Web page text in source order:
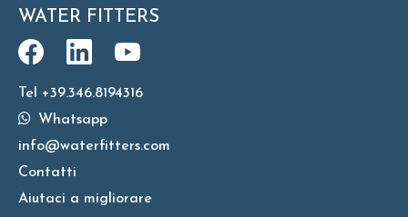
WATER FITTERS
Tel +39.346.8194316
Whatsapp
info@waterfitters.com
Contatti
Aiutaci a migliorare